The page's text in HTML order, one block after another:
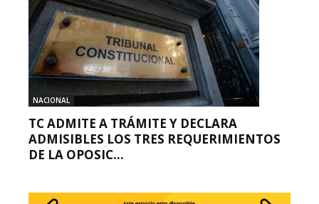
NACIONAL
TC ADMITE A TRÁMITE Y DECLARA
ADMISIBLES LOS TRES REQUERIMIENTOS
DE LA OPOSIC...